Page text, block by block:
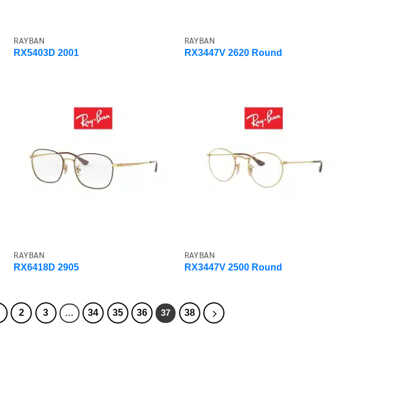
RAYBAN
RX5403D 2001
RAYBAN
RX3447V 2620 Round
RAYBAN
RX6418D 2905
RAYBAN
RX3447V 2500 Round
2 3 … 34 35 36 37 38